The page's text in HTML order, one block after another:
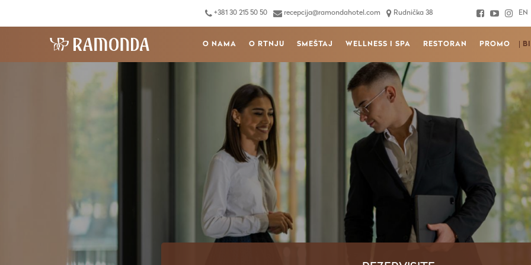
+381 30 215 50 50 recepcija@ramondahotel.com Rudnička 38 EN
O NAMA O RTNJU SMEŠTAJ WELLNESS I SPA RESTORAN PROMO